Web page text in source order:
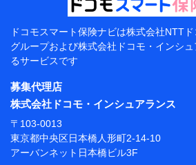
電子的・電磁的方法等
【共同して利用する者の範囲】
当社
株式会社NTTドコモ・フィナンシャ
【利用目的】
当社または株式会社NTTドコモ・フ
プが提供する保険関連サービスにお
付および管理のため
当社または株式会社NTTドコモ・フ
ドコモスマート保険ナビは株式会社NTT
グループおよび株式会社ドコモ・インシ
るサービスです
募集代理店
株式会社ドコモ・インシュアランス
〒103-0013
東京都中央区日本橋人形町2-14-10
アーバンネット日本橋ビル3F